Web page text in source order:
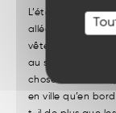
L’été appelle une
alléger, à respirer
vêtements. Et
au style. C’est là
chose de facile à
en ville qu’en